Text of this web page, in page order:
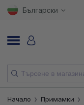
Български
НОВИ
Начало Примамки